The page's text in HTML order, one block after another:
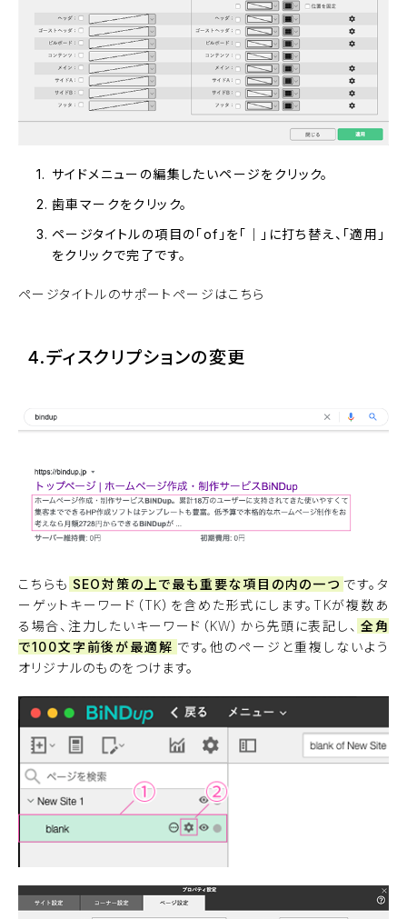
サイドメニューの編集したいページをクリック。
歯車マークをクリック。
ページタイトルの項目の「of」を「│」に打ち替え、「適用」
をクリックで完了です。
ページタイトルのサポートページはこちら
4.ディスクリプションの変更
こちらも SEO対策の上で最も重要な項目の内の一つ です。タ
ーゲットキーワード（TK）を含めた形式にします。TKが複数あ
る場合、注力したいキーワード（KW）から先頭に表記し、 全角
で100文字前後が最適解 です。他のページと重複しないよう
オリジナルのものをつけます。